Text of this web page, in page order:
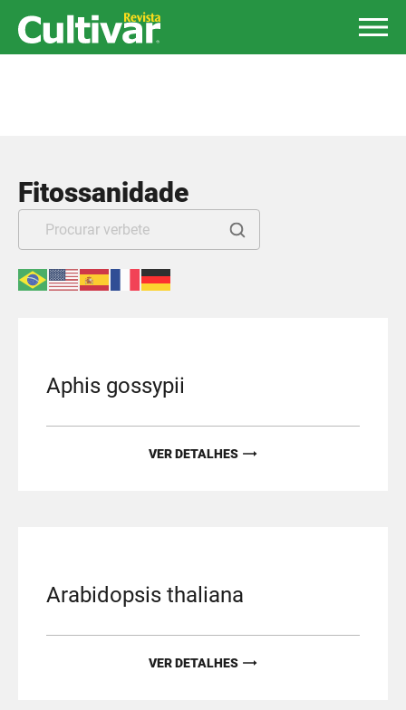
Fitossanidade
Aphis gossypii
VER DETALHES
Arabidopsis thaliana
VER DETALHES